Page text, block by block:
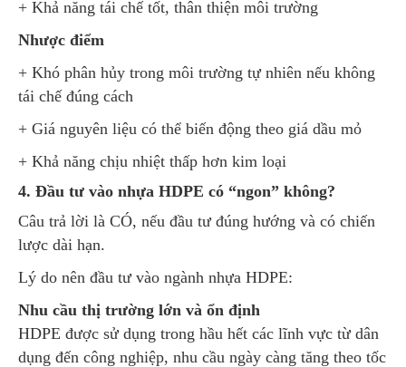
+ Khả năng tái chế tốt, thân thiện môi trường
Nhược điểm
+ Khó phân hủy trong môi trường tự nhiên nếu không
tái chế đúng cách
+ Giá nguyên liệu có thể biến động theo giá dầu mỏ
+ Khả năng chịu nhiệt thấp hơn kim loại
4. Đầu tư vào nhựa HDPE có “ngon” không?
Câu trả lời là CÓ, nếu đầu tư đúng hướng và có chiến
lược dài hạn.
Lý do nên đầu tư vào ngành nhựa HDPE:
Nhu cầu thị trường lớn và ổn định
HDPE được sử dụng trong hầu hết các lĩnh vực từ dân
dụng đến công nghiệp, nhu cầu ngày càng tăng theo tốc